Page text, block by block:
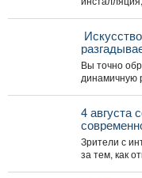
экспозиции
главной
Тамара
Вы точно
динамичную
4 августа
«Руслан
Больше,
Зрители с
за тем, как